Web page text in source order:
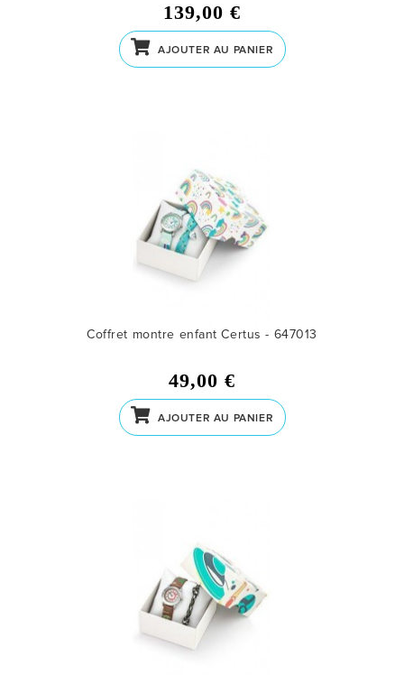
139,00 €
AJOUTER AU PANIER
Coffret montre enfant Certus - 647013
49,00 €
AJOUTER AU PANIER